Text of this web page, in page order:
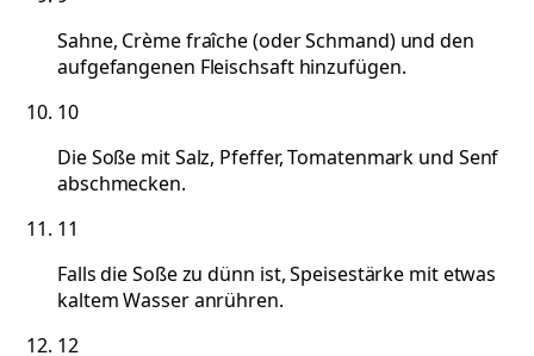
Sahne, Crème fraîche (oder Schmand) und den
aufgefangenen Fleischsaft hinzufügen.
10
Die Soße mit Salz, Pfeffer, Tomatenmark und Senf
abschmecken.
11
Falls die Soße zu dünn ist, Speisestärke mit etwas
kaltem Wasser anrühren.
12